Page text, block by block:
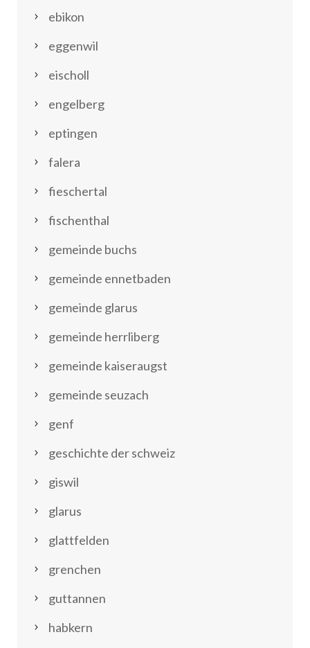
ebikon
eggenwil
eischoll
engelberg
eptingen
falera
fieschertal
fischenthal
gemeinde buchs
gemeinde ennetbaden
gemeinde glarus
gemeinde herrliberg
gemeinde kaiseraugst
gemeinde seuzach
genf
geschichte der schweiz
giswil
glarus
glattfelden
grenchen
guttannen
habkern